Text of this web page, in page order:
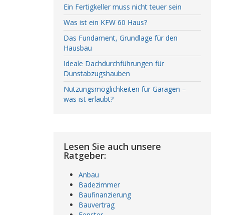
Ein Fertigkeller muss nicht teuer sein
Was ist ein KFW 60 Haus?
Das Fundament, Grundlage für den
Hausbau
Ideale Dachdurchführungen für
Dunstabzugshauben
Nutzungsmöglichkeiten für Garagen –
was ist erlaubt?
Lesen Sie auch unsere
Ratgeber:
Anbau
Badezimmer
Baufinanzierung
Bauvertrag